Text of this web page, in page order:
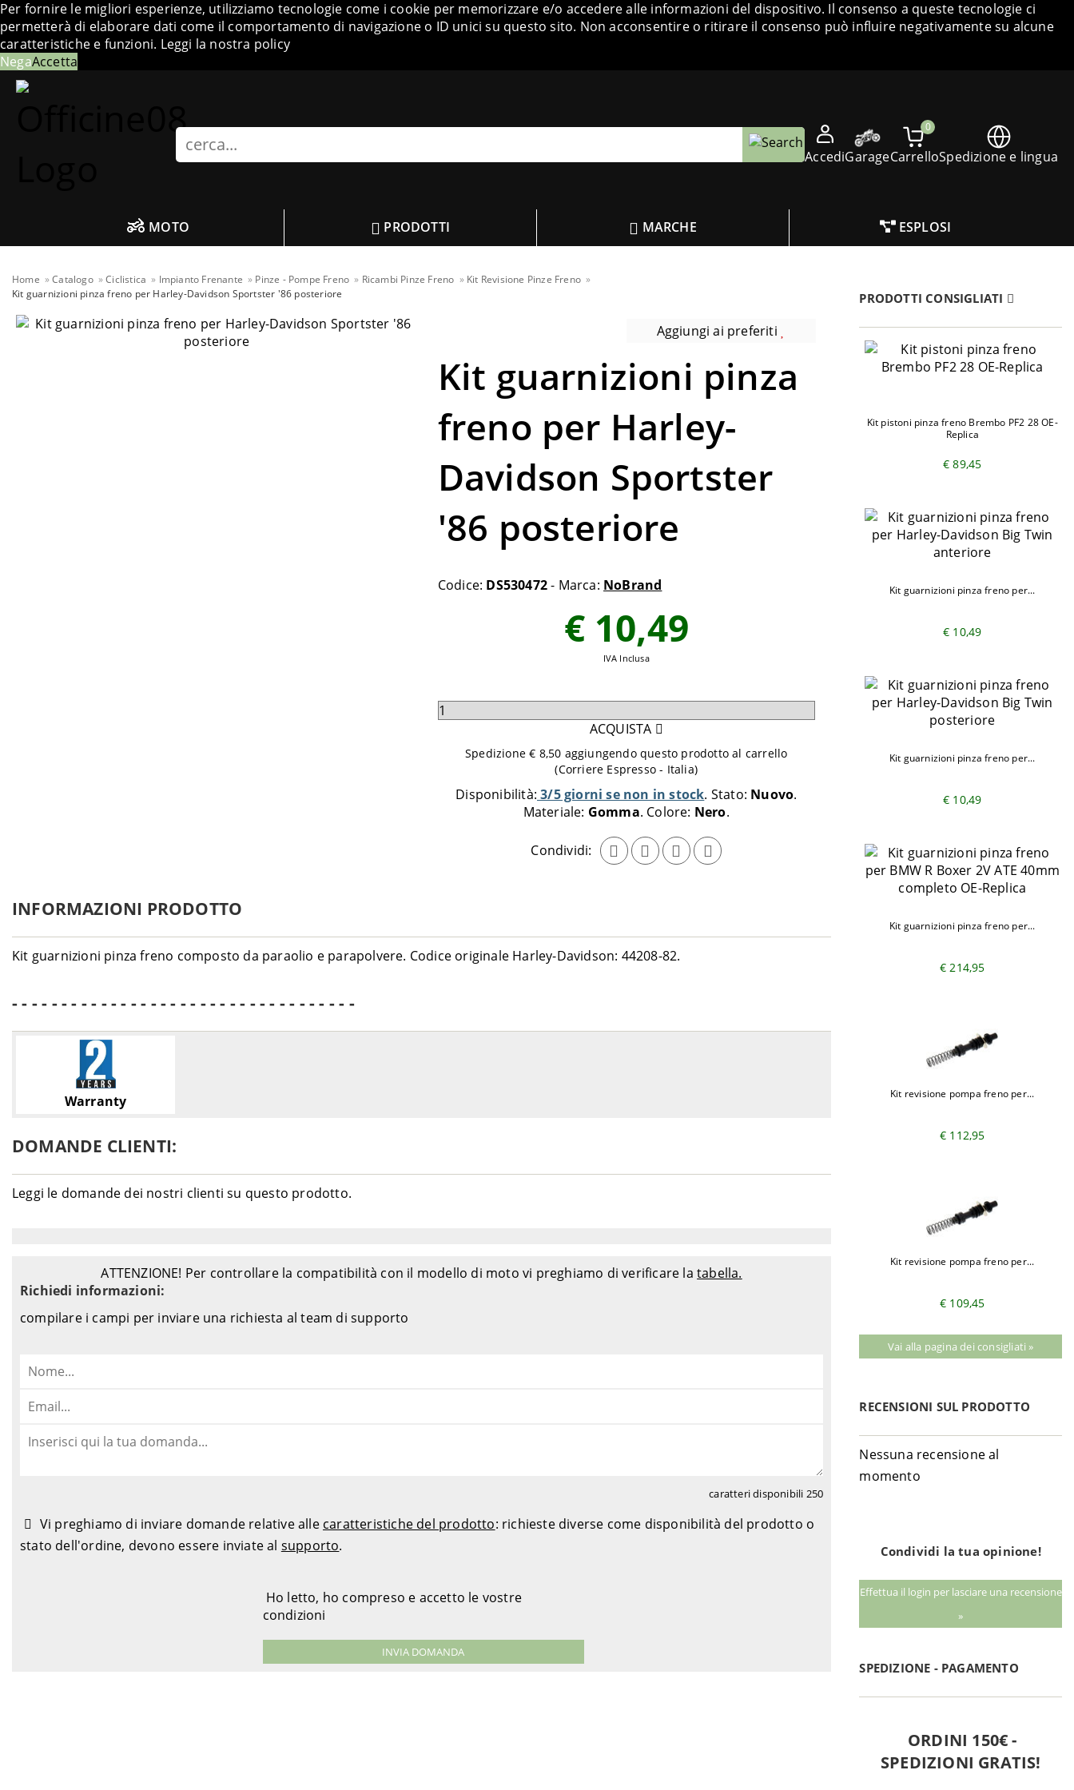
Per fornire le migliori esperienze, utilizziamo tecnologie come i cookie per memorizzare e/o accedere alle informazioni del dispositivo. Il consenso a queste tecnologie ci
permetterà di elaborare dati come il comportamento di navigazione o ID unici su questo sito. Non acconsentire o ritirare il consenso può influire negativamente su alcune
caratteristiche e funzioni. Leggi la nostra policy
NegaAccetta
Search
AccediGarage
0
CarrelloSpedizione e lingua
MOTO PRODOTTI MARCHE ESPLOSI
Home Catalogo Ciclistica Impianto Frenante Pinze - Pompe Freno Ricambi Pinze Freno
Kit Revisione Pinze Freno
Kit guarnizioni pinza freno per Harley-Davidson Sportster '86 posteriore
Aggiungi ai preferiti
Kit guarnizioni pinza
freno per Harley-
Davidson Sportster
'86 posteriore
Codice: DS530472- Marca: NoBrand
Disponibilità: 3/5 giorni se non in stock Stato: Nuovo
Materiale: Gomma Colore: Nero
Condividi:
€ 10,49
IVA Inclusa
Seleziona
aggiungere
carrello
ACQUISTA
Spedizione € 8,50 aggiungendo questo prodotto al carrello
(Corriere Espresso - Italia)
INFORMAZIONI PRODOTTO
Kit guarnizioni pinza freno composto da paraolio e parapolvere. Codice originale Harley-Davidson: 44208-82.
- - - - - - - - - - - - - - - - - - - - - - - - - - - - - - - - - - -
Warranty
DOMANDE CLIENTI:
Leggi le domande dei nostri clienti su questo prodotto.
ATTENZIONE! Per controllare la compatibilità con il modello di moto vi preghiamo di verificare latabella.
Richiedi informazioni:
compilare i campi per inviare una richiesta al team di supporto
caratteri disponibili 250
Vi preghiamo di inviare domande relative alle caratteristiche del prodotto: richieste diverse come disponibilità del prodotto o
stato dell'ordine, devono essere inviate al supporto.
Ho letto, ho compreso e accetto le vostre
condizioni
PRODOTTI CONSIGLIATI
Kit pistoni pinza freno Brembo PF2 28 OE-
Replica
€ 89,45
Kit guarnizioni pinza freno per...
€ 10,49
Kit guarnizioni pinza freno per...
€ 10,49
Kit guarnizioni pinza freno per...
€ 214,95
Kit revisione pompa freno per...
€ 112,95
Kit revisione pompa freno per...
€ 109,45
Vai alla pagina dei consigliati »
RECENSIONI SUL PRODOTTO
Nessuna recensione al
momento
Condividi la tua opinione!
Effettua il login per lasciare una recensione
»
SPEDIZIONE - PAGAMENTO
ORDINI 150€ -
SPEDIZIONI GRATIS!